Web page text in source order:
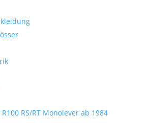
RS/RT Monolever ab 1984